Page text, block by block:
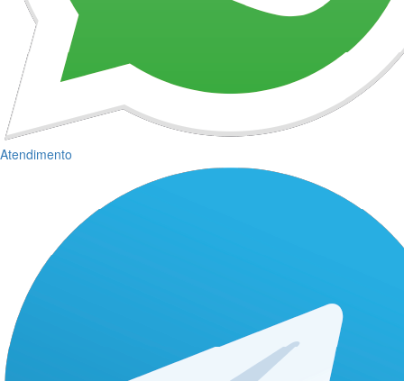
Atendimento